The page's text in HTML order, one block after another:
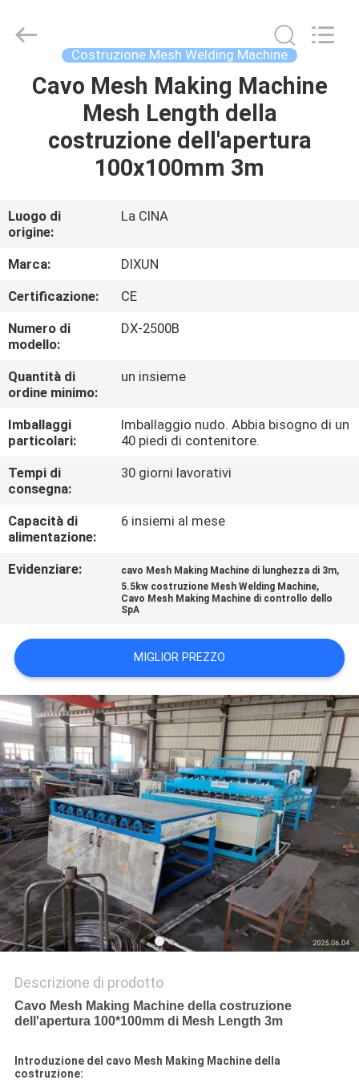
CASA
PRODOTTI
DI
VR
CIRCA
NOI
GIRO
DELLA
FABBRICA
CONTROLLO
QUALITÀ
CONTATTICI
RICHIEDA
CITAZIONE
MAPPA
DEL
SITO
PRIVACY
POLICY
Mesh
Products
Reserved.
Costruzione Mesh Welding Machine
Cavo Mesh Making Machine
Mesh Length della
costruzione dell'apertura
100x100mm 3m
Luogo di
origine:
La CINA
Marca:
DIXUN
Certificazione:
CE
Numero di
modello:
DX-2500B
Quantità di
ordine minimo:
un insieme
Imballaggi
particolari:
Imballaggio nudo. Abbia bisogno di un
40 piedi di contenitore.
Tempi di
consegna:
30 giorni lavorativi
Capacità di
alimentazione:
6 insiemi al mese
Evidenziare: cavo Mesh Making Machine di lunghezza di 3m,
5.5kw costruzione Mesh Welding Machine,
Cavo Mesh Making Machine di controllo dello
SpA
MIGLIOR PREZZO
Descrizione di prodotto
Cavo Mesh Making Machine della costruzione
dell'apertura 100*100mm di Mesh Length 3m
Introduzione del cavo Mesh Making Machine della
costruzione: